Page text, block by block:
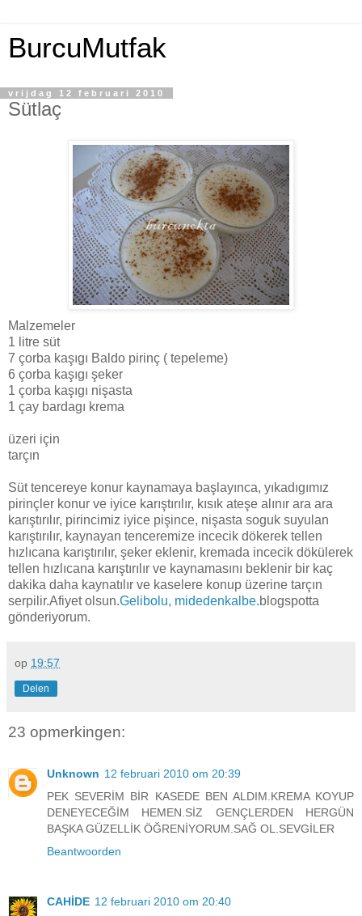
BurcuMutfak
vrijdag 12 februari 2010
Sütlaç
Malzemeler
1 litre süt
7 çorba kaşıgı Baldo pirinç ( tepeleme)
6 çorba kaşıgı şeker
1 çorba kaşıgı nişasta
1 çay bardagı krema
üzeri için
tarçın
Süt tencereye konur kaynamaya başlayınca, yıkadıgımız
pirinçler konur ve iyice karıştırılır, kısık ateşe alınır ara ara
karıştırılır, pirincimiz iyice pişince, nişasta soguk suyulan
karıştırılır, kaynayan tenceremize incecik dökerek tellen
hızlıcana karıştırılır, şeker eklenir, kremada incecik dökülerek
tellen hızlıcana karıştırılır ve kaynamasını beklenir bir kaç
dakika daha kaynatılır ve kaselere konup üzerine tarçın
serpilir.Afiyet olsun.Gelibolu, midedenkalbe.blogspotta
gönderiyorum.
op 19:57
Delen
23 opmerkingen:
Unknown 12 februari 2010 om 20:39
PEK SEVERİM BİR KASEDE BEN ALDIM.KREMA KOYUP
DENEYECEĞİM HEMEN.SİZ GENÇLERDEN HERGÜN
BAŞKA GÜZELLİK ÖĞRENİYORUM.SAĞ OL.SEVGİLER
Beantwoorden
CAHİDE 12 februari 2010 om 20:40